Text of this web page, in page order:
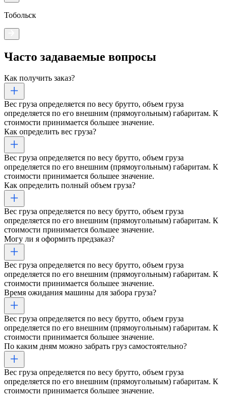
Тобольск
Часто задаваемые вопросы
Как получить заказ?
Вес груза определяется по весу брутто, объем груза
определяется по его внешним (прямоугольным) габаритам. К
стоимости принимается большее значение.
Как определить вес груза?
Вес груза определяется по весу брутто, объем груза
определяется по его внешним (прямоугольным) габаритам. К
стоимости принимается большее значение.
Как определить полный объем груза?
Вес груза определяется по весу брутто, объем груза
определяется по его внешним (прямоугольным) габаритам. К
стоимости принимается большее значение.
Могу ли я оформить предзаказ?
Вес груза определяется по весу брутто, объем груза
определяется по его внешним (прямоугольным) габаритам. К
стоимости принимается большее значение.
Время ожидания машины для забора груза?
Вес груза определяется по весу брутто, объем груза
определяется по его внешним (прямоугольным) габаритам. К
стоимости принимается большее значение.
По каким дням можно забрать груз самостоятельно?
Вес груза определяется по весу брутто, объем груза
определяется по его внешним (прямоугольным) габаритам. К
стоимости принимается большее значение.